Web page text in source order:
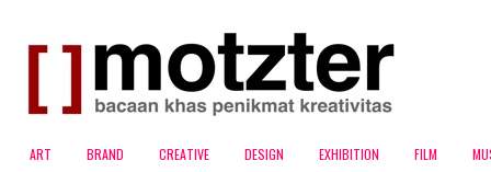
ART BRAND CREATIVE DESIGN EXHIBITION FILM